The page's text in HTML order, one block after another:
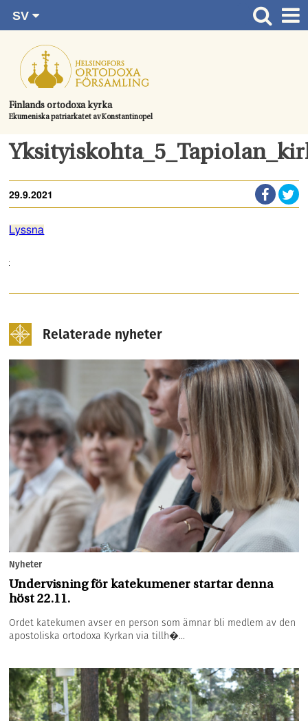
direkt
innehållet.
Finlands ortodoxa kyrka
Ekumeniska patriarkatet av Konstantinopel
SV
RU
EN
UA
Huvudsida
Gudstjänster
Kom med
Kontaktuppgifter
Bröllop
Begravningen
29.9.2021
Lyssna
Relaterade nyheter
Nyheter
Undervisning för katekumener startar denna
höst 22.11.
Ordet katekumen avser en person som ämnar bli medlem av den
apostoliska ortodoxa Kyrkan via tillh�...